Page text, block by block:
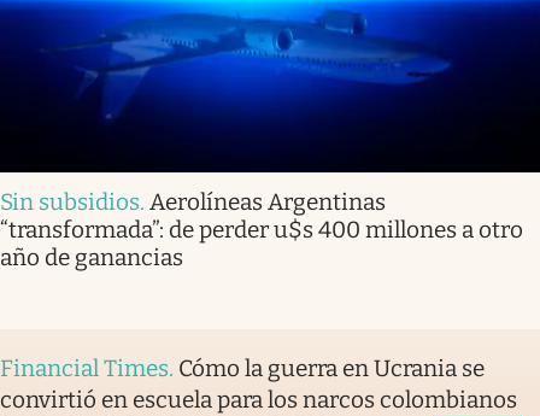
Sin subsidios. Aerolíneas Argentinas
“transformada”: de perder u$s 400 millones a otro
año de ganancias
Financial Times. Cómo la guerra en Ucrania se
convirtió en escuela para los narcos colombianos